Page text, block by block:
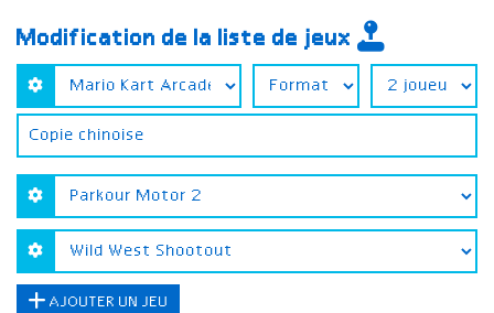
Modification de la liste de jeux
AJOUTER UN JEU